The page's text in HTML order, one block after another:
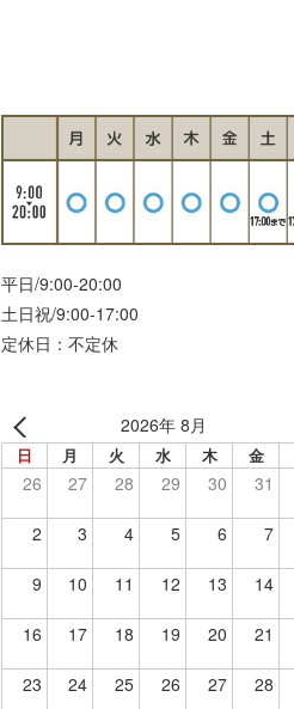
平日/9:00-20:00
土日祝/9:00-17:00
定休日：不定休
2026年 8月
日 月 火 水 木 金
26 27 28 29 30 31
2 3 4 5 6 7
9 10 11 12 13 14
16 17 18 19 20 21
23 24 25 26 27 28